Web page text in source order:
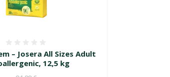
– Josera All Sizes Adult
12,5 kg